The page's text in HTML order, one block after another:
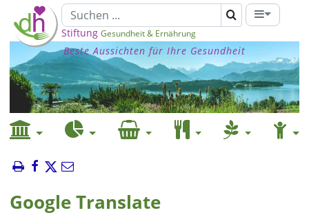
Stiftung Gesundheit & Ernährung
Beste Aussichten für Ihre Gesundheit
Google Translate